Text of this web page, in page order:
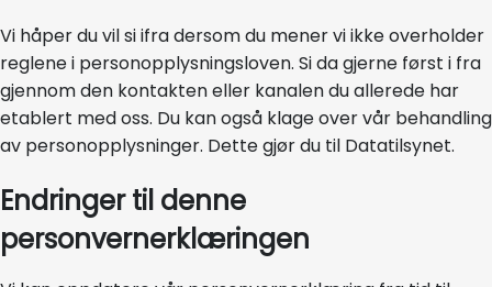
Vi håper du vil si ifra dersom du mener vi ikke overholder
reglene i personopplysningsloven. Si da gjerne først i fra
gjennom den kontakten eller kanalen du allerede har
etablert med oss. Du kan også klage over vår behandling
av personopplysninger. Dette gjør du til Datatilsynet.
Endringer til denne
personvernerklæringen